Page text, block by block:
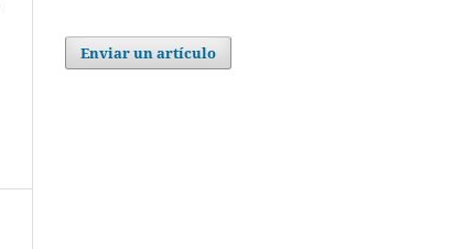
Enviar un artículo